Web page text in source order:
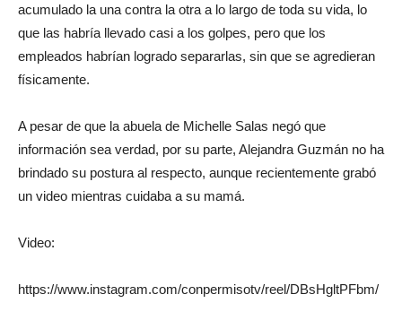
acumulado la una contra la otra a lo largo de toda su vida, lo
que las habría llevado casi a los golpes, pero que los
empleados habrían logrado separarlas, sin que se agredieran
físicamente.
A pesar de que la abuela de Michelle Salas negó que
información sea verdad, por su parte, Alejandra Guzmán no ha
brindado su postura al respecto, aunque recientemente grabó
un video mientras cuidaba a su mamá.
Video:
https://www.instagram.com/conpermisotv/reel/DBsHgltPFbm/